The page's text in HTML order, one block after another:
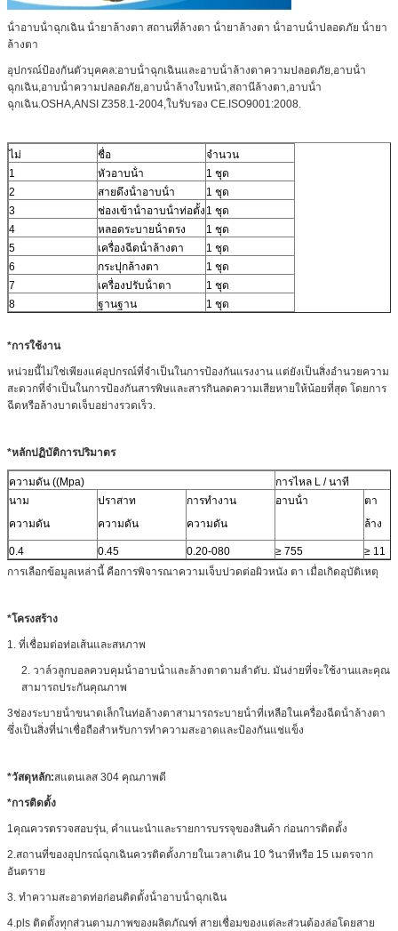
น้ําอาบน้ําฉุกเฉิน น้ํายาล้างตา สถานที่ล้างตา น้ํายาล้างตา น้ําอาบน้ําปลอดภัย น้ํายา
ล้างตา
อุปกรณ์ป้องกันตัวบุคคล:อาบน้ําฉุกเฉินและอาบน้ําล้างตาความปลอดภัย,อาบน้ํา
ฉุกเฉิน,อาบน้ําความปลอดภัย,อาบน้ําล้างใบหน้า,สถานีล้างตา,อาบน้ํา
ฉุกเฉิน.OSHA,ANSI Z358.1-2004,ใบรับรอง CE.ISO9001:2008.
ไม่ ชื่อ
จํานวน
1
หัวอาบน้ํา
1 ชุด
2
สายดึงน้ําอาบน้ํา
1 ชุด
3
ช่องเข้าน้ําอาบน้ําท่อตั้ง 1 ชุด
4
หลอดระบายน้ําตรง
1 ชุด
5
เครื่องฉีดน้ําล้างตา
1 ชุด
6
กระปุกล้างตา
1 ชุด
7
เครื่องปรับน้ําตา
1 ชุด
8
ฐานฐาน 1 ชุด
*การใช้งาน
หน่วยนี้ไม่ใช่เพียงแค่อุปกรณ์ที่จําเป็นในการป้องกันแรงงาน แต่ยังเป็นสิ่งอํานวยความ
สะดวกที่จําเป็นในการป้องกันสารพิษและสารกินลดความเสียหายให้น้อยที่สุด โดยการ
ฉีดหรือล้างบาดเจ็บอย่างรวดเร็ว.
*หลักปฏิบัติการปริมาตร
ความดัน ((Mpa)
การไหล L / นาที
นาม
ความดัน
ปราสาท
ความดัน
การทํางาน
ความดัน
อาบน้ํา
ตา
ล้าง
0.4 0.45 0.20-080 ≥ 755
≥ 11
การเลือกข้อมูลเหล่านี้ คือการพิจารณาความเจ็บปวดต่อผิวหนัง ตา เมื่อเกิดอุบัติเหตุ
*โครงสร้าง
1. ที่เชื่อมต่อท่อเส้นและสหภาพ
2. วาล์วลูกบอลควบคุมน้ําอาบน้ําและล้างตาตามลําดับ. มันง่ายที่จะใช้งานและคุณ
สามารถประกันคุณภาพ
3ช่องระบายน้ําขนาดเล็กในท่อล้างตาสามารถระบายน้ําที่เหลือในเครื่องฉีดน้ําล้างตา
ซึ่งเป็นสิ่งที่น่าเชื่อถือสําหรับการทําความสะอาดและป้องกันแช่แข็ง
*วัสดุหลัก:สแตนเลส 304 คุณภาพดี
*การติดตั้ง
1คุณควรตรวจสอบรุ่น, คําแนะนําและรายการบรรจุของสินค้า ก่อนการติดตั้ง
2.สถานที่ของอุปกรณ์ฉุกเฉินควรติดตั้งภายในเวลาเดิน 10 วินาทีหรือ 15 เมตรจาก
อันตราย
3. ทําความสะอาดท่อก่อนติดตั้งน้ําอาบน้ําฉุกเฉิน
4.pls ติดตั้งทุกส่วนตามภาพของผลิตภัณฑ์ สายเชื่อมของแต่ละส่วนต้องล่อโดยสาย